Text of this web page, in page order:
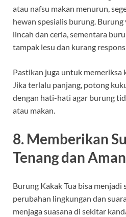
atau nafsu makan menurun,
hewan spesialis burung. Burung
lincah dan ceria, sementara
tampak lesu dan kurang
Pastikan juga untuk memeriksa
Jika terlalu panjang, potong
dengan hati-hati agar burung
atau makan.
8. Memberikan
Tenang dan Aman
Burung Kakak Tua bisa
perubahan lingkungan dan
menjaga suasana di sekitar